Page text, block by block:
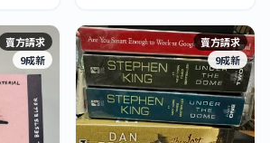
賣方請求
9成新
賣方請求
9成新